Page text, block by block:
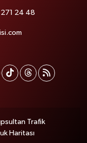
24 48
Trafik
Haritası